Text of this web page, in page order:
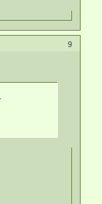
9